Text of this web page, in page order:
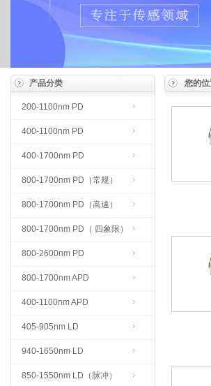
产品分类
200-1100nm PD
400-1100nm PD
400-1700nm PD
800-1700nm PD（常规）
800-1700nm PD（高速）
800-1700nm PD（ 四象限）
800-2600nm PD
800-1700nm APD
400-1100nm APD
405-905nm LD
940-1650nm LD
850-1550nm LD（脉冲）
您的位